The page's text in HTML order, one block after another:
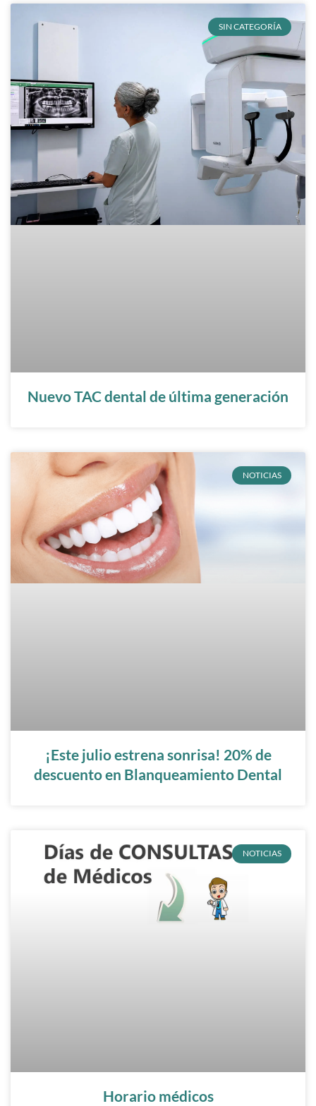
SIN CATEGORÍA
Nuevo TAC dental de última generación
NOTICIAS
¡Este julio estrena sonrisa! 20% de
descuento en Blanqueamiento Dental
NOTICIAS
Horario médicos